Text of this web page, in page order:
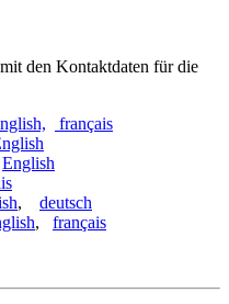
den Kontaktdaten für die
français
English
, deutsch
, français